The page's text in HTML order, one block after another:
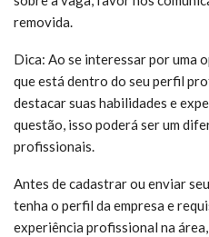
removida.
Dica: Ao se interessar por uma
que está dentro do seu perfil
destacar suas habilidades e
questão, isso poderá ser um
profissionais.
Antes de cadastrar ou enviar
tenha o perfil da empresa e
experiência profissional na